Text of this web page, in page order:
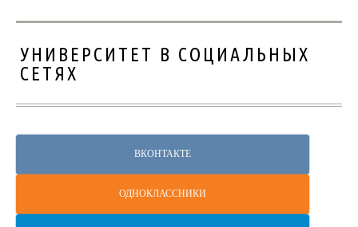
УНИВЕРСИТЕТ В СОЦИАЛЬНЫХ
СЕТЯХ
ВКОНТАКТЕ
ОДНОКЛАССНИКИ